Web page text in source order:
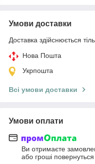
Умови доставки
Доставка здійснюється
Нова Пошта
Укрпошта
Всі умови доставки
Умови оплати
Ви отримаєте
або гроші